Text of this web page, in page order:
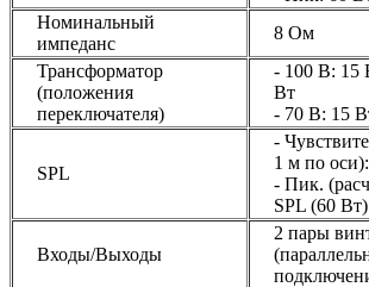
Номинальный
импеданс
8 Ом
Трансформатор
(положения
переключателя)
- 100 В: 15
Вт
- 70 В: 15
SPL
-
1 м по
- Пик.
SPL (60 Вт)
Входы/Выходы
2 пары